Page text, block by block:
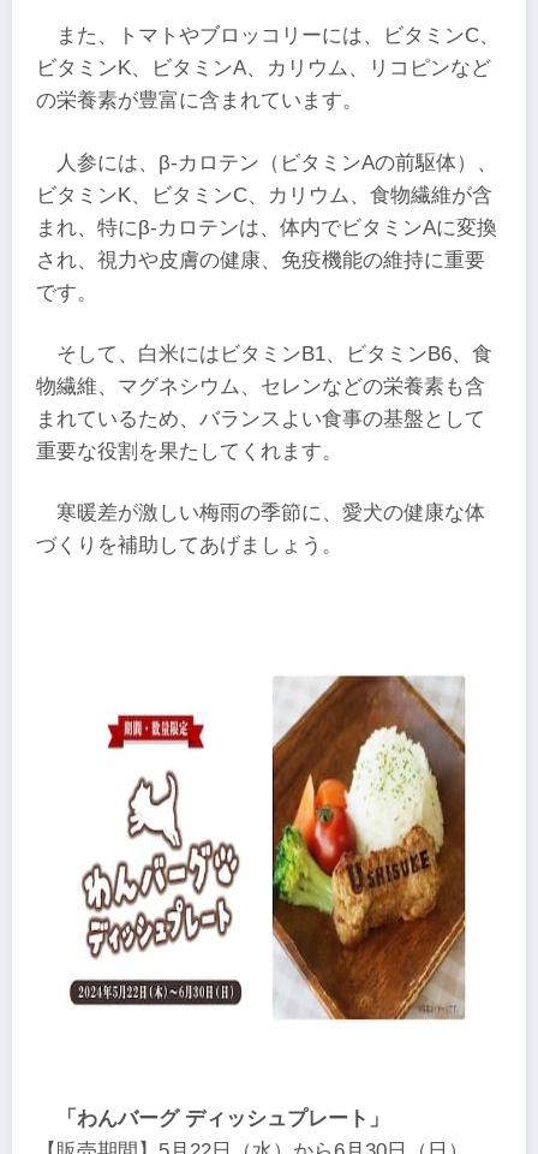
また、トマトやブロッコリーには、ビタミンC、
ビタミンK、ビタミンA、カリウム、リコピンなど
の栄養素が豊富に含まれています。
人参には、β-カロテン（ビタミンAの前駆体）、
ビタミンK、ビタミンC、カリウム、食物繊維が含
まれ、特にβ-カロテンは、体内でビタミンAに変換
され、視力や皮膚の健康、免疫機能の維持に重要
です。
そして、白米にはビタミンB1、ビタミンB6、食
物繊維、マグネシウム、セレンなどの栄養素も含
まれているため、バランスよい食事の基盤として
重要な役割を果たしてくれます。
寒暖差が激しい梅雨の季節に、愛犬の健康な体
づくりを補助してあげましょう。
「わんバーグ ディッシュプレート」